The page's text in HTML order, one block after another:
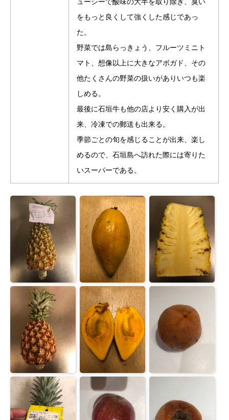
をもっと良くして強くした感じであっ
た。
野菜では島らっきょう、フルーツミニト
マト、想像以上に大きなアボガド、その
他たくさんの野菜の扱いがありいつも楽
しめる。
最後に石垣牛も他の店より安く購入が出
来、冷凍での郵送も出来る。
季節ごとの旬を感じることが出来、楽し
めるので、石垣島へ訪れた際には寄りた
いスーパーである。